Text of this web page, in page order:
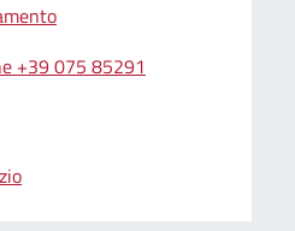
+39 075 85291